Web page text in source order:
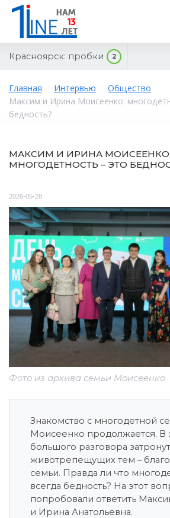
Красноярск: пробки 2
Главная Интервью
Общество
Максим и Ирина Моисеенко:
бедность?
МАКСИМ И ИРИНА МОИСЕЕНКО:
МНОГОДЕТНОСТЬ – ЭТО
2026-05-28
Фото из архива семьи Моисеенко
Знакомство с многодетной
Моисеенко продолжается. В
большого разговора
животрепещущих тем –
семьи. Правда ли что
всегда бедность? На этот
попробовали ответить
и Ирина Анатольевна.